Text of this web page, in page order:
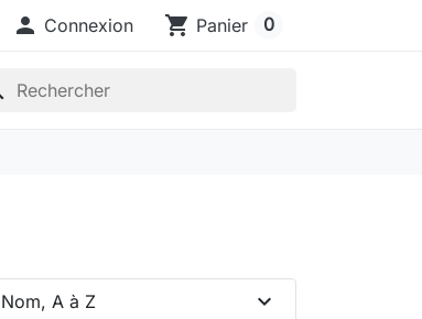
 Connexion shopping_cart Panier 0
Nom, A à Z expand_more